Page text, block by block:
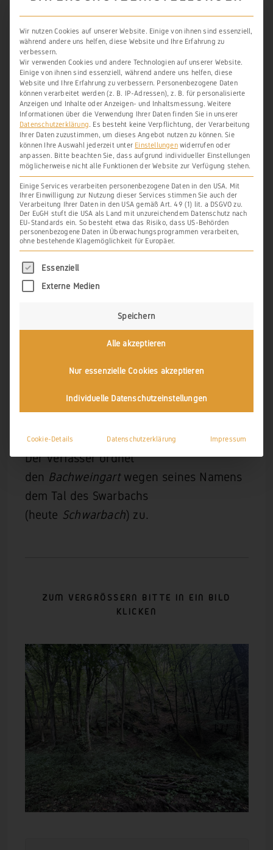
1584
Die Jahresangabe bezieht sich auf die
Erstellung des zu Grunde liegenden
Gronauer Salbuches. Wann der –
sicherlich zeitlich vorher – erhobene Zins
aus nachfolgend benannten Weingärten
tatsächlich fällig wurde, ist nicht
ersichtlich.
Gelenaw
Ahn geldt
Joisten Adam sampt seine
Gemelter [= der genannteJoist
Albus, 6 heller.
Michael Mucha, Salbuch des Klosters Gronau vo
Der Verfasser ordnet
den Bachweingart wegen seines Namens
dem Tal des Swarbachs
(heute Schwarbach) zu.
ZUM VERGRÖSSERN BITTE IN EIN BILD
KLICKEN
Wir nutzen Cookies auf unserer Website. Einige von ihnen sind essenziell,
während andere uns helfen, diese Website und Ihre Erfahrung zu
verbessern.
Wir verwenden Cookies und andere Technologien auf unserer Website.
Einige von ihnen sind essenziell, während andere uns helfen, diese
Website und Ihre Erfahrung zu verbessern. Personenbezogene Daten
können verarbeitet werden (z. B. IP-Adressen), z. B. für personalisierte
Anzeigen und Inhalte oder Anzeigen- und Inhaltsmessung. Weitere
Informationen über die Verwendung Ihrer Daten finden Sie in unserer
Datenschutzerklärung. Es besteht keine Verpflichtung, der Verarbeitung
Ihrer Daten zuzustimmen, um dieses Angebot nutzen zu können. Sie
können Ihre Auswahl jederzeit unter Einstellungenwiderrufen oder
anpassen. Bitte beachten Sie, dass aufgrund individueller Einstellungen
möglicherweise nicht alle Funktionen der Website zur Verfügung stehen.
Einige Services verarbeiten personenbezogene Daten in den USA. Mit
Ihrer Einwilligung zur Nutzung dieser Services stimmen Sie auch der
Verarbeitung Ihrer Daten in den USA gemäß Art. 49 (1) lit. a DSGVO zu.
Der EuGH stuft die USA als Land mit unzureichendem Datenschutz nach
EU-Standards ein. So besteht etwa das Risiko, dass US-Behörden
personenbezogene Daten in Überwachungsprogrammen verarbeiten,
ohne bestehende Klagemöglichkeit für Europäer.
Es folgt eine Liste der Service-Gruppen, für
Essenziell
Externe Medien
Speichern
Alle akzeptieren
Nur essenzielle Cookies akzeptieren
Individuelle Datenschutzeinstellungen
Cookie-Details Datenschutzerklärung Impressum